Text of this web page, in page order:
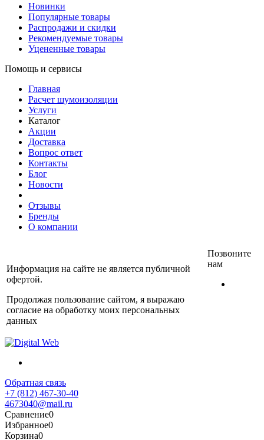
Новинки
Популярные товары
Распродажи и скидки
Рекомендуемые товары
Уцененные товары
Помощь и сервисы
Главная
Расчет шумоизоляции
Услуги
Каталог
Акции
Доставка
Вопрос ответ
Контакты
Блог
Новости
Отзывы
Бренды
О компании
Информация на сайте не является публичной
офертой.
Продолжая пользование сайтом, я выражаю
согласие на обработку моих персональных
данных
Позвоните
нам
Обратная связь
+7 (812) 467-30-40
4673040@mail.ru
Сравнение0
Избранное0
Корзина0